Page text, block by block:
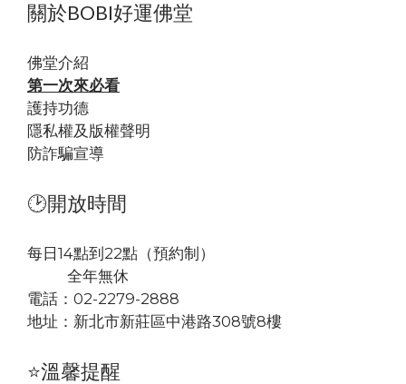
關於BOBI好運佛堂
佛堂介紹
第一次來必看
護持功德
隱私權及版權聲明
防詐騙宣導
🕑開放時間
每日14點到22點（預約制）
全年無休
電話：02-2279-2888
地址： 新北市新莊區中港路308號8樓
⭐溫馨提醒